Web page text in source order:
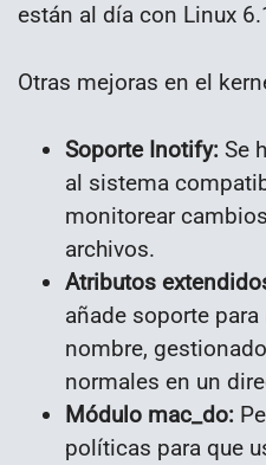
están al día con Linux
Otras mejoras en el
Soporte Inotify: Se
al sistema
monitorear
archivos.
Atributos
añade soporte
nombre,
normales en un
Módulo mac_do:
políticas para que